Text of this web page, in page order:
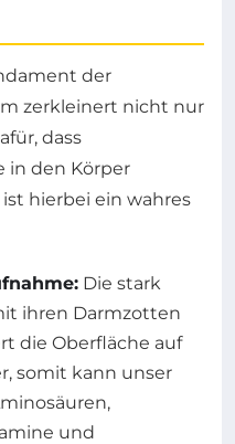
der
zerkleinert nicht nur
dass
in den Körper
hierbei ein wahres
Die stark
ihren Darmzotten
die Oberfläche auf
somit kann unser
und